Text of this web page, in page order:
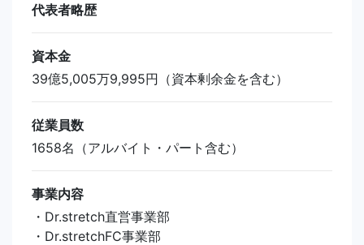
代表者略歴
資本金
39億5,005万9,995円（資本剰余金を含む）
従業員数
1658名（アルバイト・パート含む）
事業内容
・Dr.stretch直営事業部
・Dr.stretchFC事業部